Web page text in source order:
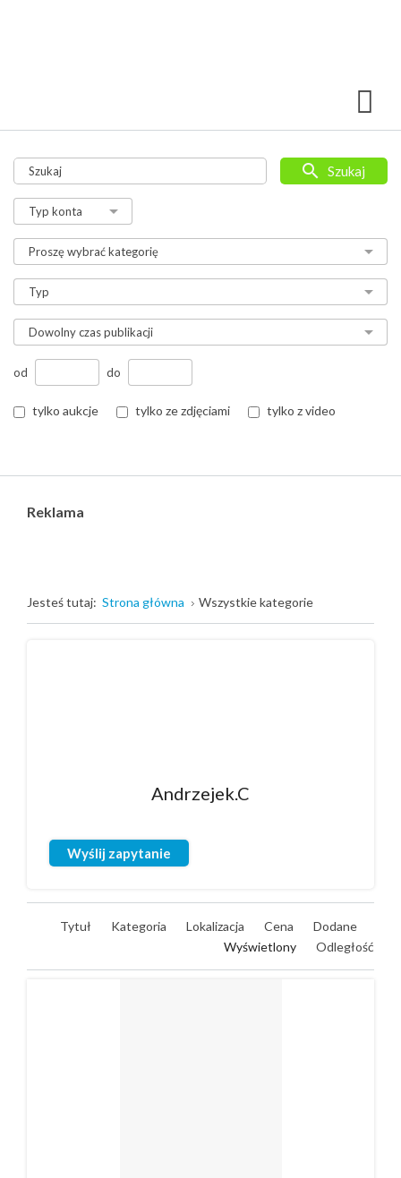
od do
tylko aukcje tylko ze zdjęciami tylko z video
Szukaj
Reklama
Jesteś tutaj: Strona główna Wszystkie kategorie
Andrzejek.C
Wyślij zapytanie
Tytuł Kategoria Lokalizacja Cena
Dodane
Wyświetlony
Odległość